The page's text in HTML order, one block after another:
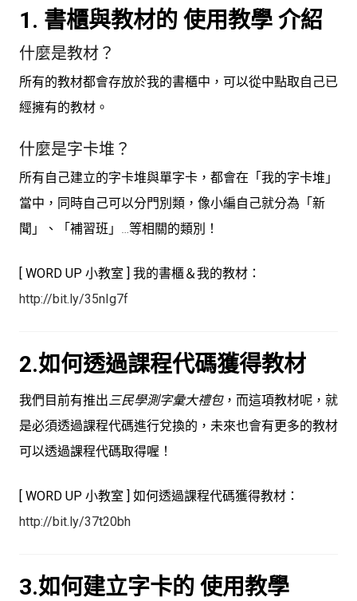
1. 書櫃與教材的 使用教學 介紹
什麼是教材？
所有的教材都會存放於我的書櫃中，可以從中點取自己已
經擁有的教材。
什麼是字卡堆？
所有自己建立的字卡堆與單字卡，都會在「我的字卡堆」
當中，同時自己可以分門別類，像小編自己就分為「新
聞」、「補習班」…等相關的類別！
[ WORD UP 小教室 ] 我的書櫃＆我的教材：
http://bit.ly/35nIg7f
2.如何透過課程代碼獲得教材
我們目前有推出三民學測字彙大禮包，而這項教材呢，就
是必須透過課程代碼進行兌換的，未來也會有更多的教材
可以透過課程代碼取得喔！
[ WORD UP 小教室 ] 如何透過課程代碼獲得教材：
http://bit.ly/37t20bh
3.如何建立字卡的 使用教學